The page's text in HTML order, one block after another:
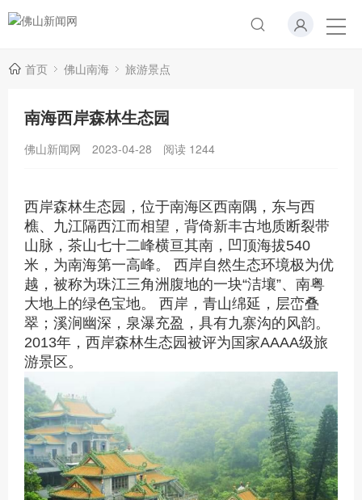
首页 佛山南海 旅游景点
南海西岸森林生态园
佛山新闻网 2023-04-28 阅读 1244
西岸森林生态园，位于南海区西南隅，东与西
樵、九江隔西江而相望，背倚新丰古地质断裂带
山脉，茶山七十二峰横亘其南，凹顶海拔540
米，为南海第一高峰。 西岸自然生态环境极为优
越，被称为珠江三角洲腹地的一块“洁壤”、南粤
大地上的绿色宝地。 西岸，青山绵延，层峦叠
翠；溪涧幽深，泉瀑充盈，具有九寨沟的风韵。
2013年，西岸森林生态园被评为国家AAAA级旅
游景区。